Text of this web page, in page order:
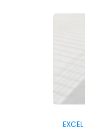
EXCEL